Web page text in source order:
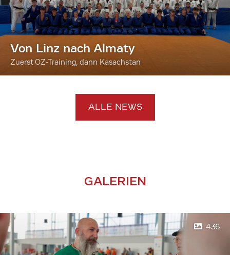
Von Linz nach Almaty
Zuerst OZ-Training, dann Kasachstan
ALLE NEWS
GALERIEN
436